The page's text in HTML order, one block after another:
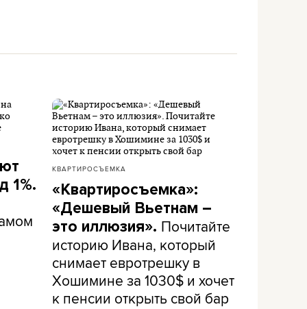
1%.
КВАРТИРОСЪЕМКА
«Квартиросъемка»:
«Дешевый Вьетнам –
это иллюзия». Почитайте
историю Ивана, который
снимает евротрешку в
Хошимине за 1030$ и хочет
к пенсии открыть свой бар